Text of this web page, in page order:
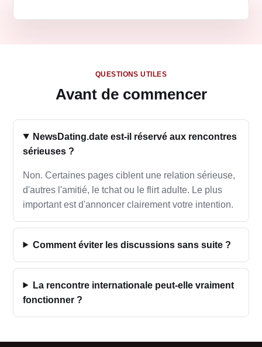
QUESTIONS UTILES
Avant de commencer
NewsDating.date est-il réservé aux rencontres
sérieuses ?
Non. Certaines pages ciblent une relation sérieuse,
d'autres l'amitié, le tchat ou le flirt adulte. Le plus
important est d'annoncer clairement votre intention.
Comment éviter les discussions sans suite ?
La rencontre internationale peut-elle vraiment
fonctionner ?